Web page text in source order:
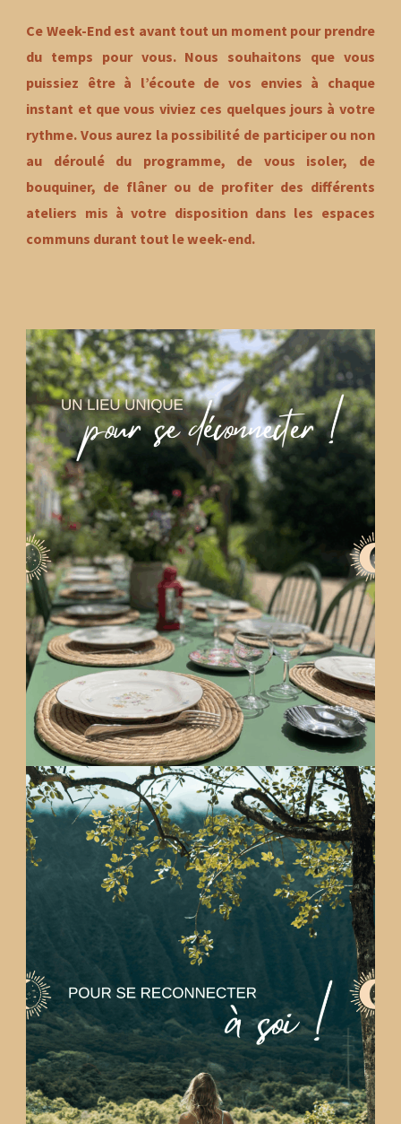
Ce Week-End est avant tout un moment pour prendre
du temps pour vous. Nous souhaitons que vous
puissiez être à l’écoute devos envies à chaque
instant et que vous viviez ces quelques jours à votre
rythme. Vous aurez la possibilité de participer ou non
au déroulé du programme, de vous isoler, de
bouquiner, de flâner ou de profiter des différents
ateliers mis à votre disposition dans les espaces
communs durant tout le week-end.